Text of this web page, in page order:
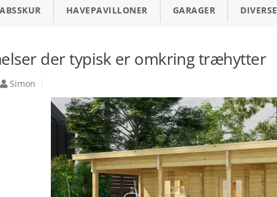
HAVEPAVILLONER GARAGER DIVERSE
der typisk er omkring træhytter
Simon